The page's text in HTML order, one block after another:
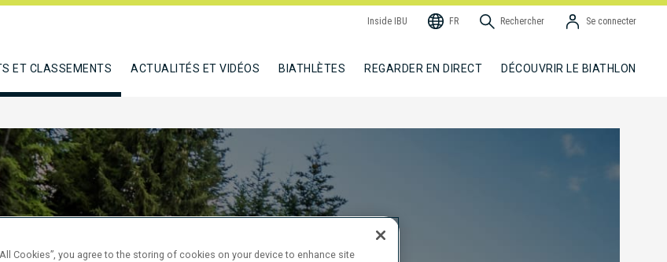
Inside IBU FR Rechercher Se connecter
ET CLASSEMENTS ACTUALITÉS ET VIDÉOS BIATHLÈTES REGARDER EN DIRECT DÉCOUVRIR LE BIATHLON
Cookies”, you agree to the storing of cookies on your device to enhance site